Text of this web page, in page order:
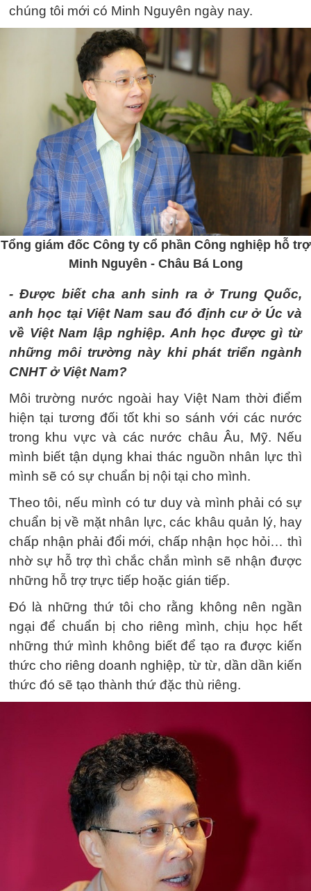
chúng tôi mới có Minh Nguyên ngày nay.
Tổng giám đốc Công ty cổ phần Công nghiệp hỗ trợ
Minh Nguyên - Châu Bá Long
- Được biết cha anh sinh ra ở Trung Quốc,
anh học tại Việt Nam sau đó định cư ở Úc và
về Việt Nam lập nghiệp. Anh học được gì từ
những môi trường này khi phát triển ngành
CNHT ở Việt Nam?
Môi trường nước ngoài hay Việt Nam thời điểm
hiện tại tương đối tốt khi so sánh với các nước
trong khu vực và các nước châu Âu, Mỹ. Nếu
mình biết tận dụng khai thác nguồn nhân lực thì
mình sẽ có sự chuẩn bị nội tại cho mình.
Theo tôi, nếu mình có tư duy và mình phải có sự
chuẩn bị về mặt nhân lực, các khâu quản lý, hay
chấp nhận phải đổi mới, chấp nhận học hỏi… thì
nhờ sự hỗ trợ thì chắc chắn mình sẽ nhận được
những hỗ trợ trực tiếp hoặc gián tiếp.
Đó là những thứ tôi cho rằng không nên ngần
ngại để chuẩn bị cho riêng mình, chịu học hết
những thứ mình không biết để tạo ra được kiến
thức cho riêng doanh nghiệp, từ từ, dần dần kiến
thức đó sẽ tạo thành thứ đặc thù riêng.